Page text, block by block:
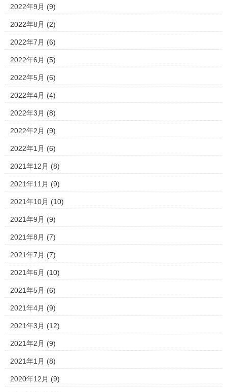
2022年9月 (9)
2022年8月 (2)
2022年7月 (6)
2022年6月 (5)
2022年5月 (6)
2022年4月 (4)
2022年3月 (8)
2022年2月 (9)
2022年1月 (6)
2021年12月 (8)
2021年11月 (9)
2021年10月 (10)
2021年9月 (9)
2021年8月 (7)
2021年7月 (7)
2021年6月 (10)
2021年5月 (6)
2021年4月 (9)
2021年3月 (12)
2021年2月 (9)
2021年1月 (8)
2020年12月 (9)